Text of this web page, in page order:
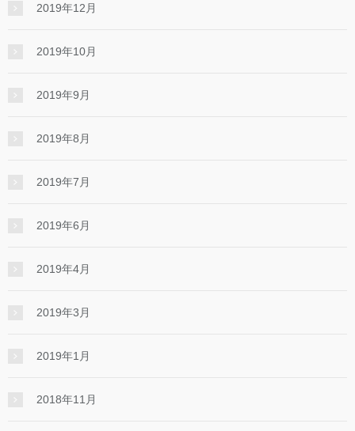
2019年12月
2019年10月
2019年9月
2019年8月
2019年7月
2019年6月
2019年4月
2019年3月
2019年1月
2018年11月